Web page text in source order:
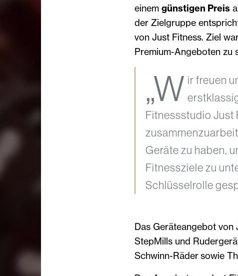
einem günstigen Preis
der Zielgruppe
von Just Fitness. Ziel
Premium-Angeboten zu
„W ir freuen
Fitnessstudio Just
Geräte zu haben,
Fitnessziele zu
Schlüsselrolle
Das Geräteangebot von
StepMills und
Schwinn-Räder sowie